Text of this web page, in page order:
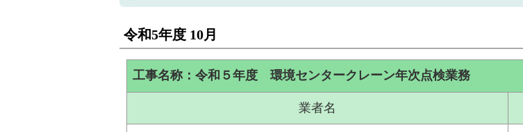
令和5年度 10月
工事名称：令和５年度 環境センタークレーン年次点検業務
業者名